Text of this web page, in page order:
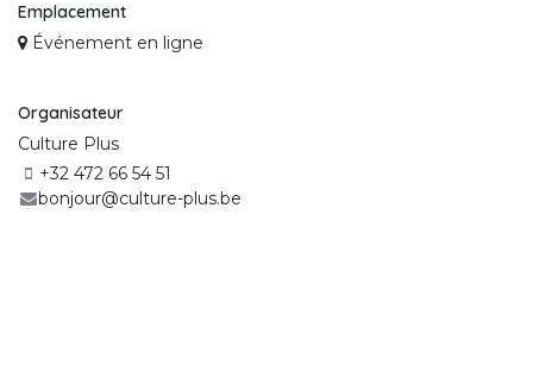
Emplacement
Événement en ligne
Organisateur
Culture Plus
+32 472 66 54 51
bonjour@culture-plus.be